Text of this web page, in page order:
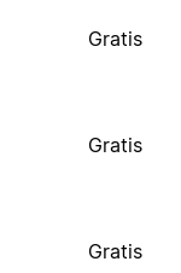
Gratis
Gratis
Gratis